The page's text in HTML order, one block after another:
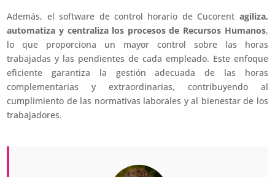
Además, el software de control horario de Cucorent agiliza,
automatiza y centraliza los procesos de Recursos Humanos,
lo que proporciona un mayor control sobre las horas
trabajadas y las pendientes de cada empleado. Este enfoque
eficiente garantiza la gestión adecuada de las horas
complementarias y extraordinarias, contribuyendo al
cumplimiento de las normativas laborales y al bienestar de los
trabajadores.